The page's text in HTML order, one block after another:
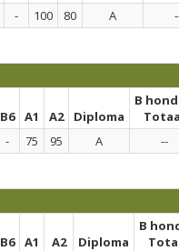
- 100 80 A
B6 A1 A2 Diploma
B
- 75 95 A --
B6 A1 A2 Diploma
B